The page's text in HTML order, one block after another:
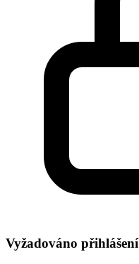
Vyžadováno přihlášení